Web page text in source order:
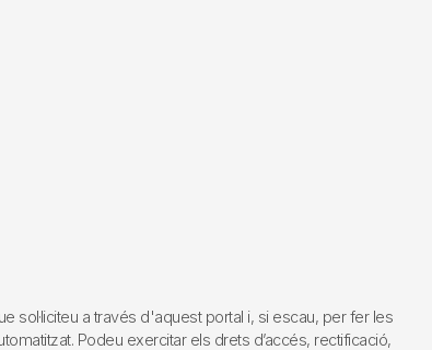
a través d'aquest portal i, si escau, per fer les
Podeu exercitar els drets d’accés, rectificació,